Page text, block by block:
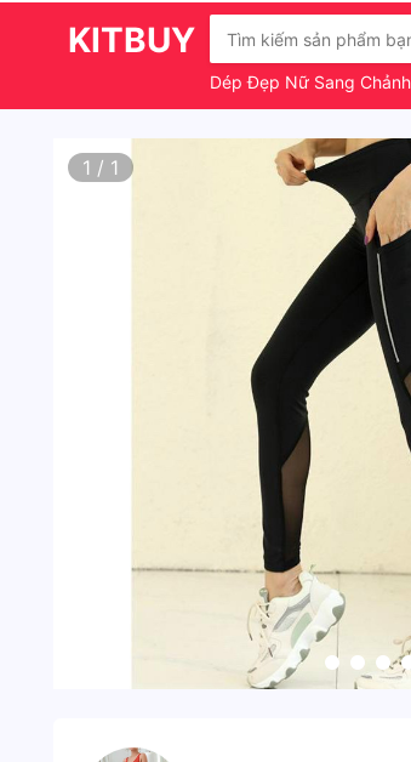
KITBUY
Dép Đẹp Nữ Sang Chảnh
1 / 1